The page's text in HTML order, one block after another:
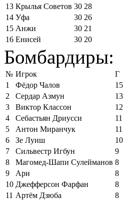
13 Крылья Советов 30 28
14 Уфа 30 26
15 Анжи 30 21
16 Енисей 30 20
Бомбардиры:
№ Игрок
Г
1
Фёдор Чалов
15
2
Сердар Азмун
13
3
Виктор Классон
12
4
Себастьян Дриусси
11
5
Антон Миранчук
11
6
Зе Луиш
10
7
Сильвестр Игбун
9
8
Магомед-Шапи Сулейманов 8
9
Ари
8
10 Джефферсон Фарфан
8
11 Артём Дзюба
8